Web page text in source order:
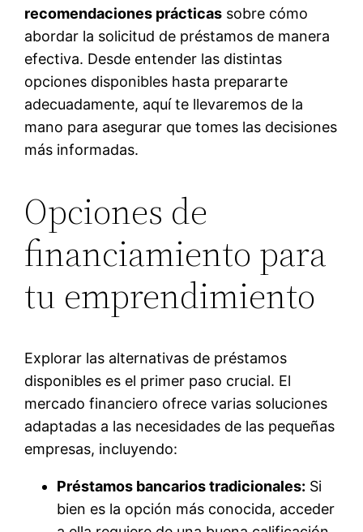
recomendaciones prácticas sobre cómo
abordar la solicitud de préstamos de manera
efectiva. Desde entender las distintas
opciones disponibles hasta prepararte
adecuadamente, aquí te llevaremos de la
mano para asegurar que tomes las decisiones
más informadas.
Opciones de
financiamiento para
tu emprendimiento
Explorar las alternativas de préstamos
disponibles es el primer paso crucial. El
mercado financiero ofrece varias soluciones
adaptadas a las necesidades de las pequeñas
empresas, incluyendo:
Préstamos bancarios tradicionales: Si
bien es la opción más conocida, acceder